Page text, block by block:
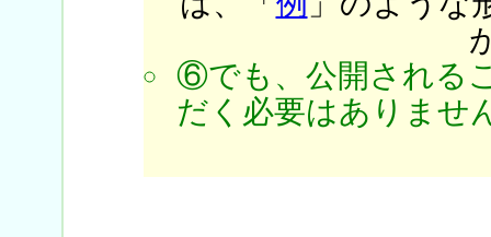
⑥でも、公開される
だく必要はありませ